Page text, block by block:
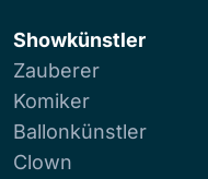
Showkünstler
Zauberer
Komiker
Ballonkünstler
Clown